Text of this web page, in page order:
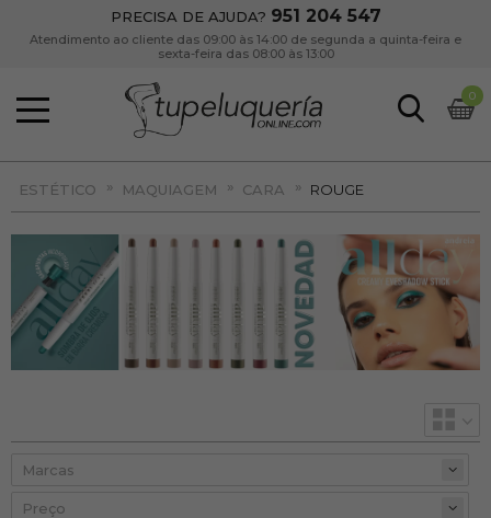
PRECISA DE AJUDA? 951 204 547
Atendimento ao cliente das 09:00 às 14:00 de segunda a quinta-feira e
sexta-feira das 08:00 às 13:00
0
ESTÉTICO » MAQUIAGEM » CARA » ROUGE
Preço